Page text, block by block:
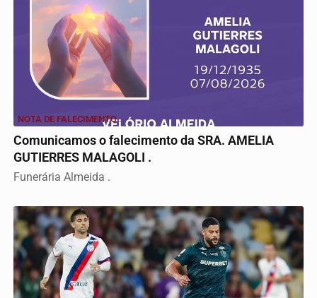
NOTA DE FALECIMENTO .
Comunicamos o falecimento da SRA. AMELIA
GUTIERRES MALAGOLI .
Funerária Almeida .